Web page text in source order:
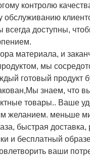
контролю
обслуживанию
всегда доступны,
материала, и
мы
готовый продукт
знаем, что
товары.. Ваше
желанием. меньше
быстрая
и бесплатный
ваши